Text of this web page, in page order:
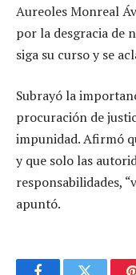
Aureoles Monreal
por la desgracia de
siga su curso y se
Subrayó la
procuración de
impunidad. Afirmó
y que solo las
responsabilidades,
apuntó.